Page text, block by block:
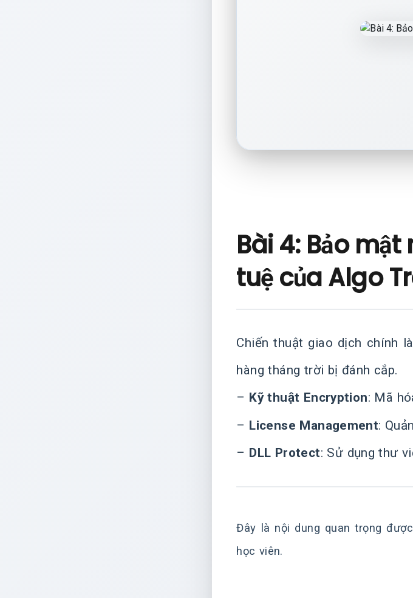
Bài 4: Bảo
tuệ của Algo
Chiến thuật giao dịch chính
hàng tháng trời bị đánh cắp.
– Kỹ thuật Encryption: Mã
– License Management:
– DLL Protect: Sử dụng thư
Đây là nội dung quan trọng được
học viên.